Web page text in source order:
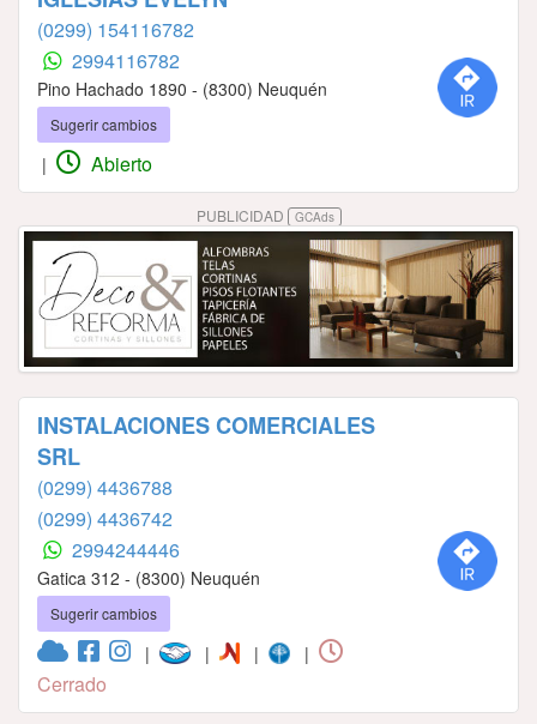
(0299) 154116782
2994116782
Pino Hachado 1890 - (8300) Neuquén
Sugerir cambios
| Abierto
PUBLICIDAD GCAds
INSTALACIONES COMERCIALES
SRL
(0299) 4436788
(0299) 4436742
2994244446
Gatica 312 - (8300) Neuquén
Sugerir cambios
| | | |
Cerrado